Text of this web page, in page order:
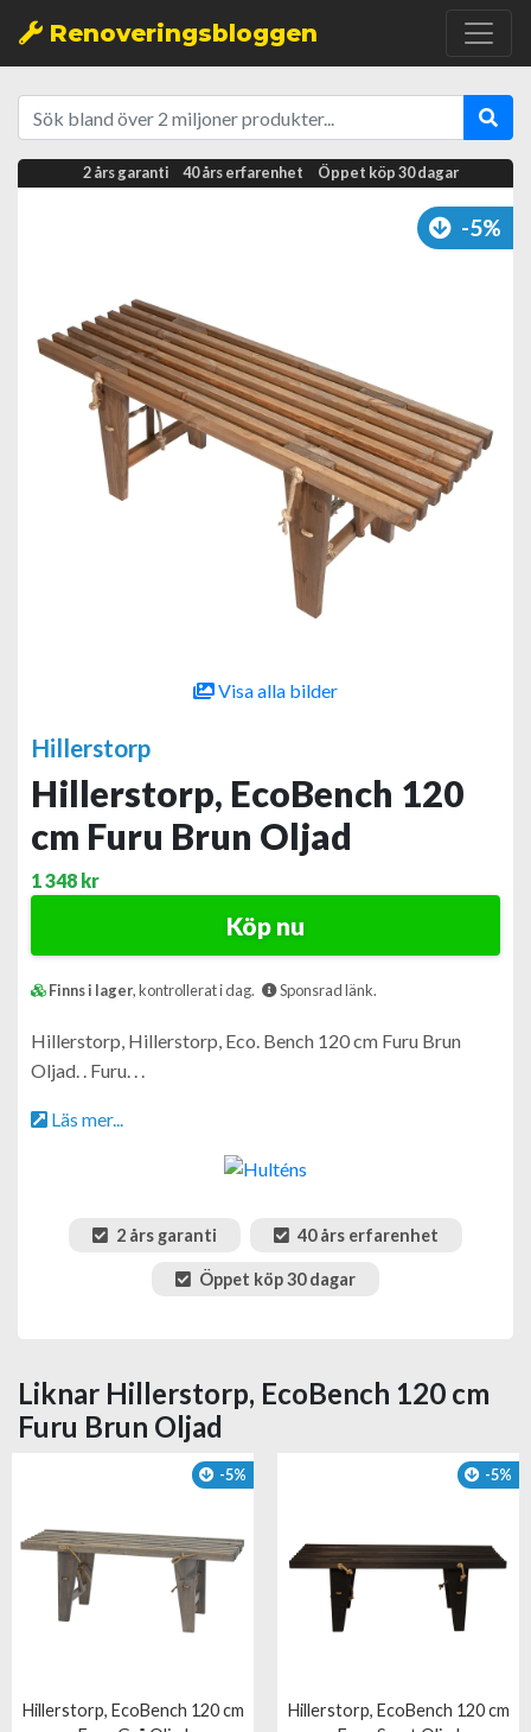
Renoveringsbloggen
2 års garanti 40 års erfarenhet Öppet köp 30 dagar
-5%
Visa alla bilder
Hillerstorp
Hillerstorp, EcoBench 120
cm Furu Brun Oljad
1 348 kr
Köp nu
Finns i lager, kontrollerat i dag. Sponsrad länk.
Hillerstorp, Hillerstorp, Eco. Bench 120 cm Furu Brun
Oljad. . Furu. . .
Läs mer...
2 års garanti 40 års erfarenhet
Öppet köp 30 dagar
Liknar Hillerstorp, EcoBench 120 cm
Furu Brun Oljad
Hillerstorp, EcoBench 120 cm
-5%
Hillerstorp, EcoBench 120 cm
-5%